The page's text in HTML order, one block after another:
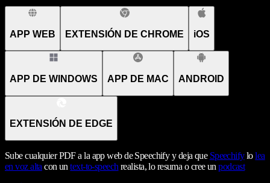
APP WEB EXTENSIÓN DE CHROME iOS
APP DE WINDOWS APP DE MAC ANDROID
EXTENSIÓN DE EDGE
Sube cualquier PDF a la app web de Speechify y deja que Speechifylolea
en voz alta con untext-to-speech realista, lo resuma o cree unpodcast